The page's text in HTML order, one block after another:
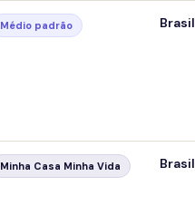
Médio padrão Brasil
Minha Casa Minha Vida Brasil